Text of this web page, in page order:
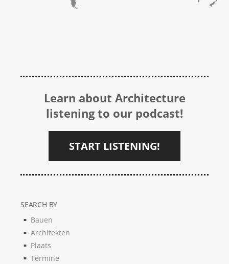
Learn about Architecture
listening to our podcast!
START LISTENING!
SEARCH BY
Bauen
Architekten
Plaats
Termine